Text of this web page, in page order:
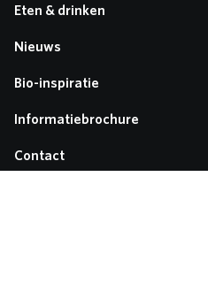
Eten & drinken
Nieuws
Bio-inspiratie
Informatiebrochure
Contact